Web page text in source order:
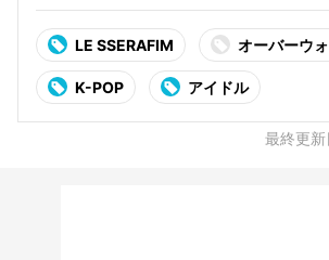
LE SSERAFIM オーバーウ
K-POP アイドル
最終更